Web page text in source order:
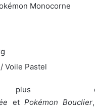
Monocorne
Voile Pastel
et Pokémon Bouclier